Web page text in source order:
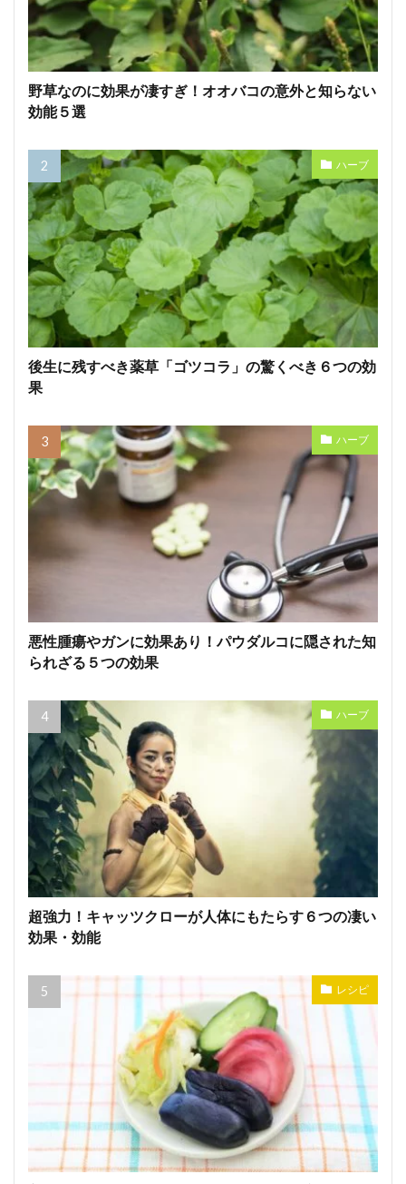
野草なのに効果が凄すぎ！オオバコの意外と知らない
効能５選
ハーブ
後生に残すべき薬草「ゴツコラ」の驚くべき６つの効
果
ハーブ
悪性腫瘍やガンに効果あり！パウダルコに隠された知
られざる５つの効果
ハーブ
超強力！キャッツクローが人体にもたらす６つの凄い
効果・効能
レシピ